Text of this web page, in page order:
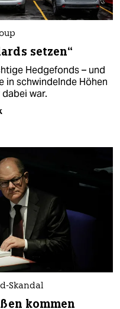
setzen“
Hedgefonds – und
in schwindelnde Höhen
war.
Skandal
kommen